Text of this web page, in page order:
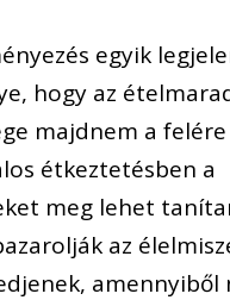
egyik
hogy az
majdnem a
étkeztetésben a
meg lehet
az
amennyiből